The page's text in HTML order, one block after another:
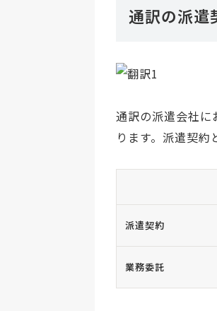
通訳の派遣
通訳の派遣会社に
ります。派遣契約
派遣契約
業務委託